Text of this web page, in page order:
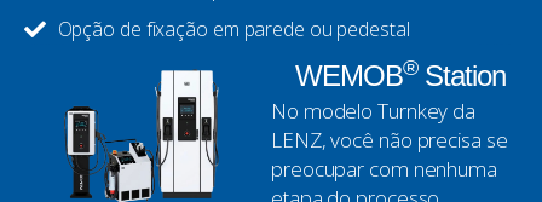
Opção de fixação em parede ou pedestal
WEMOB®Station
No modelo Turnkey da
LENZ, você não precisa se
preocupar com nenhuma